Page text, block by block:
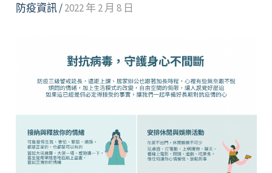
防疫資訊/2022 年 2 月 8 日